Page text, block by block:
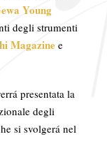
Young
degli strumenti
Magazinee
presentata la
degli
si svolgerá nel